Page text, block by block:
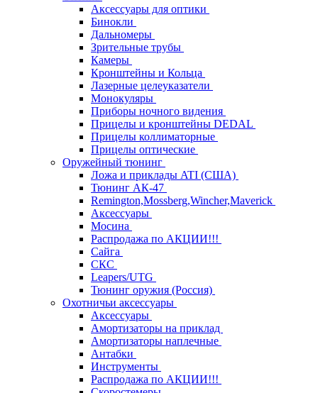
Аксессуары для оптики
Бинокли
Дальномеры
Зрительные трубы
Камеры
Кронштейны и Кольца
Лазерные целеуказатели
Монокуляры
Приборы ночного видения
Прицелы и кронштейны DEDAL
Прицелы коллиматорные
Прицелы оптические
Оружейный тюнинг
Ложа и приклады ATI (США)
Тюнинг АК-47
Remington,Mossberg,Wincher,Maverick
Аксессуары
Мосина
Распродажа по АКЦИИ!!!
Сайга
СКС
Leapers/UTG
Тюнинг оружия (Россия)
Охотничьи аксессуары
Аксессуары
Амортизаторы на приклад
Амортизаторы наплечные
Антабки
Инструменты
Распродажа по АКЦИИ!!!